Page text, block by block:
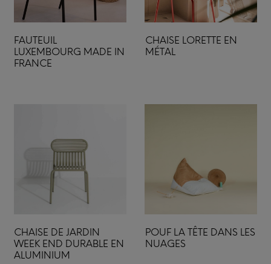
FAUTEUIL
LUXEMBOURG MADE IN
FRANCE
CHAISE LORETTE EN
MÉTAL
CHAISE DE JARDIN
WEEK END DURABLE EN
ALUMINIUM
POUF LA TÊTE DANS LES
NUAGES